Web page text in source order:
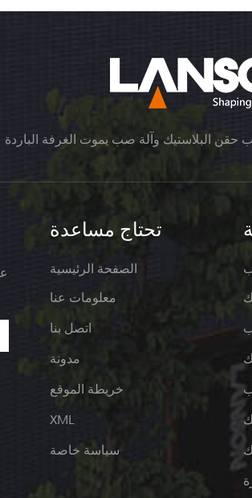
حقن البلاستيك وآلة صب يموت الغرفة الباردة
تحتاج مساعدة
الصفحة الرئيسية
معلومات عنا
اتصل بنا
مدونة
خريطة الموقع
XML
سياسة خاصة